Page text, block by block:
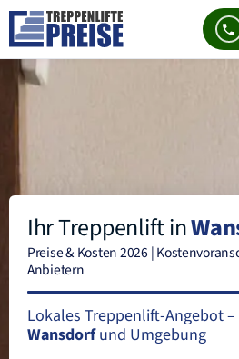
Ihr Treppenlift in
Preise & Kosten 2026 |
Anbietern
Lokales Treppenlift-Angebot
Wansdorfund Umgebung